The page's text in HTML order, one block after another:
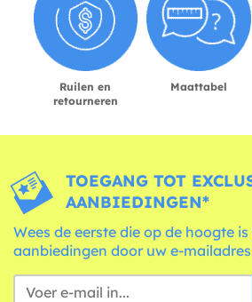
Ruilen en
retourneren
Maattabel
TOEGANG TOT
AANBIEDINGEN*
Wees de eerste die op de hoogte
aanbiedingen door uw e-